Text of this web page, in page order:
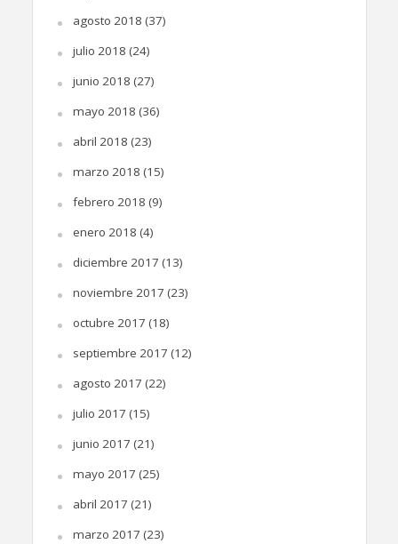
agosto 2018 (37)
julio 2018 (24)
junio 2018 (27)
mayo 2018 (36)
abril 2018 (23)
marzo 2018 (15)
febrero 2018 (9)
enero 2018 (4)
diciembre 2017 (13)
noviembre 2017 (23)
octubre 2017 (18)
septiembre 2017 (12)
agosto 2017 (22)
julio 2017 (15)
junio 2017 (21)
mayo 2017 (25)
abril 2017 (21)
marzo 2017 (23)